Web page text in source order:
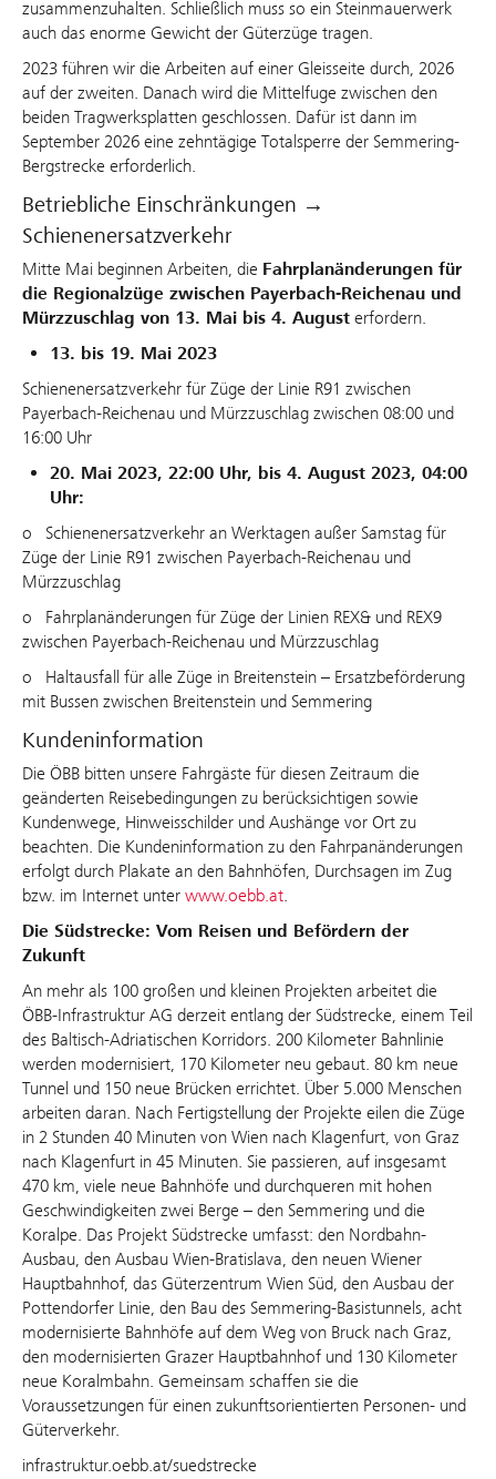
zusammenzuhalten. Schließlich muss so ein Steinmauerwerk
auch das enorme Gewicht der Güterzüge tragen.
2023 führen wir die Arbeiten auf einer Gleisseite durch, 2026
auf der zweiten. Danach wird die Mittelfuge zwischen den
beiden Tragwerksplatten geschlossen. Dafür ist dann im
September 2026 eine zehntägige Totalsperre der Semmering-
Bergstrecke erforderlich.
Betriebliche Einschränkungen →
Schienenersatzverkehr
Mitte Mai beginnen Arbeiten, die Fahrplanänderungen für
die Regionalzüge zwischen Payerbach-Reichenau und
Mürzzuschlag von 13. Mai bis 4. August erfordern.
13. bis 19. Mai 2023
Schienenersatzverkehr für Züge der Linie R91 zwischen
Payerbach-Reichenau und Mürzzuschlag zwischen 08:00 und
16:00 Uhr
20. Mai 2023, 22:00 Uhr, bis 4. August 2023, 04:00
Uhr:
o Schienenersatzverkehr an Werktagen außer Samstag für
Züge der Linie R91 zwischen Payerbach-Reichenau und
Mürzzuschlag
o Fahrplanänderungen für Züge der Linien REX& und REX9
zwischen Payerbach-Reichenau und Mürzzuschlag
o Haltausfall für alle Züge in Breitenstein – Ersatzbeförderung
mit Bussen zwischen Breitenstein und Semmering
Kundeninformation
Die ÖBB bitten unsere Fahrgäste für diesen Zeitraum die
geänderten Reisebedingungen zu berücksichtigen sowie
Kundenwege, Hinweisschilder und Aushänge vor Ort zu
beachten. Die Kundeninformation zu den Fahrpanänderungen
erfolgt durch Plakate an den Bahnhöfen, Durchsagen im Zug
bzw. im Internet unter www.oebb.at.
Die Südstrecke: Vom Reisen und Befördern der
Zukunft
An mehr als 100 großen und kleinen Projekten arbeitet die
ÖBB-Infrastruktur AG derzeit entlang der Südstrecke, einem Teil
des Baltisch-Adriatischen Korridors. 200 Kilometer Bahnlinie
werden modernisiert, 170 Kilometer neu gebaut. 80 km neue
Tunnel und 150 neue Brücken errichtet. Über 5.000 Menschen
arbeiten daran. Nach Fertigstellung der Projekte eilen die Züge
in 2 Stunden 40 Minuten von Wien nach Klagenfurt, von Graz
nach Klagenfurt in 45 Minuten. Sie passieren, auf insgesamt
470 km, viele neue Bahnhöfe und durchqueren mit hohen
Geschwindigkeiten zwei Berge – den Semmering und die
Koralpe. Das Projekt Südstrecke umfasst: den Nordbahn-
Ausbau, den Ausbau Wien-Bratislava, den neuen Wiener
Hauptbahnhof, das Güterzentrum Wien Süd, den Ausbau der
Pottendorfer Linie, den Bau des Semmering-Basistunnels, acht
modernisierte Bahnhöfe auf dem Weg von Bruck nach Graz,
den modernisierten Grazer Hauptbahnhof und 130 Kilometer
neue Koralmbahn. Gemeinsam schaffen sie die
Voraussetzungen für einen zukunftsorientierten Personen- und
Güterverkehr.
infrastruktur.oebb.at/suedstrecke